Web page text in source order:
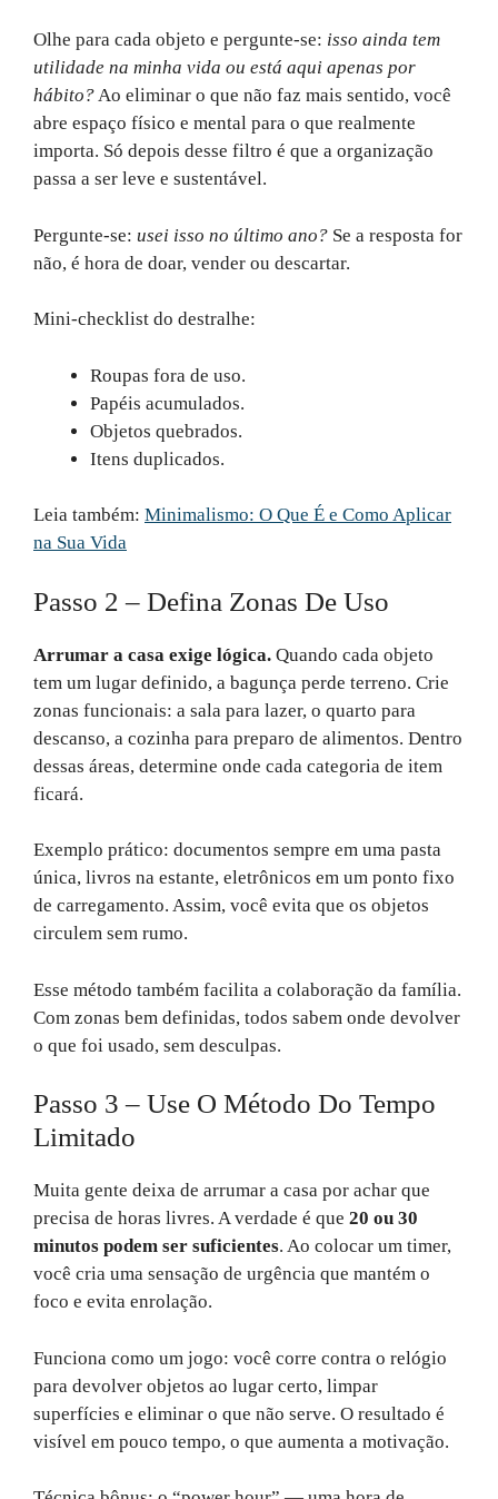
Olhe para cada objeto e pergunte-se: isso ainda tem
utilidade na minha vida ou está aqui apenas por
hábito?Ao eliminar o que não faz mais sentido, você
abre espaço físico e mental para o que realmente
importa. Só depois desse filtro é que a organização
passa a ser leve e sustentável.
Pergunte-se: usei isso no último ano? Se a resposta for
não, é hora de doar, vender ou descartar.
Mini-checklist do destralhe:
Roupas fora de uso.
Papéis acumulados.
Objetos quebrados.
Itens duplicados.
Leia também: Minimalismo: O Que É e Como Aplicar
na Sua Vida
Passo 2 – Defina Zonas De Uso
Arrumar a casa exige lógica. Quando cada objeto
tem um lugar definido, a bagunça perde terreno. Crie
zonas funcionais: a sala para lazer, o quarto para
descanso, a cozinha para preparo de alimentos. Dentro
dessas áreas, determine onde cada categoria de item
ficará.
Exemplo prático: documentos sempre em uma pasta
única, livros na estante, eletrônicos em um ponto fixo
de carregamento. Assim, você evita que os objetos
circulem sem rumo.
Esse método também facilita a colaboração da família.
Com zonas bem definidas, todos sabem onde devolver
o que foi usado, sem desculpas.
Passo 3 – Use O Método Do Tempo
Limitado
Muita gente deixa de arrumar a casa por achar que
precisa de horas livres. A verdade é que 20 ou 30
minutos podem ser suficientes. Ao colocar um timer,
você cria uma sensação de urgência que mantém o
foco e evita enrolação.
Funciona como um jogo: você corre contra o relógio
para devolver objetos ao lugar certo, limpar
superfícies e eliminar o que não serve. O resultado é
visível em pouco tempo, o que aumenta a motivação.